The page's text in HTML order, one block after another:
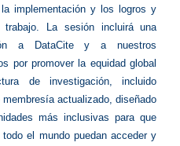
implementación y los logros y
La sesión incluirá una
a DataCite y a nuestros
por promover la equidad global
de investigación, incluido
actualizado, diseñado
más inclusivas para que
todo el mundo puedan acceder y